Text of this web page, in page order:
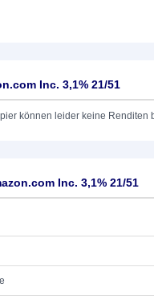
Inc. 3,1% 21/51
können leider keine Renditen
Inc. 3,1% 21/51